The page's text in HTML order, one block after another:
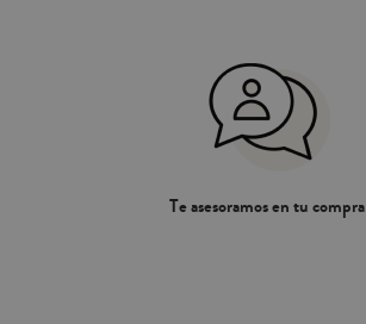
Te asesoramos en tu compra